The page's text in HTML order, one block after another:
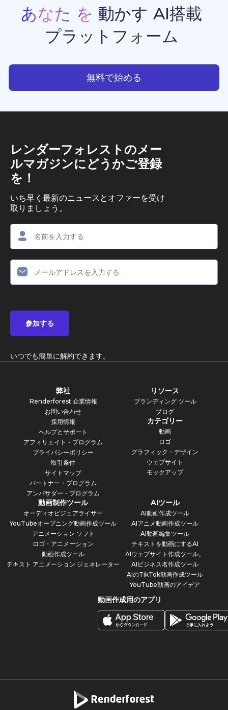
性のある動画生成・画像生成・アニメーション制作・
ウエブサイト制作を実現しています。
などの豊富なテンプレートを備えており、クリエイタ
ー、ビジネスオーナー、マーケターが、スタジオ品質
のプロフェッショナルな動画コンテンツを手軽に制作
できる点で高く評価されています。
あなた を 動かす AI搭載
プラットフォーム
無料で始める
レンダーフォレストのメー
ルマガジンにどうかご登録
を！
いち早く最新のニュースとオファーを受け
取りましょう。
参加する
いつでも簡単に解約できます。
弊社
Renderforest 企業情報
お問い合わせ
採用情報
ヘルプとサポート
アフィリエイト・プログラム
プライバシーポリシー
取引条件
サイトマップ
パートナー・プログラム
アンバサダー・プログラム
リソース
ブランディング ツール
ブログ
カテゴリー
動画
ロゴ
グラフィック・デザイン
ウェブサイト
モックアップ
動画制作ツール
オーディオビジュアライザー
YouTubeオープニング動画作成ツール
アニメーション ソフト
ロゴ・アニメーション
動画作成ツール
テキスト アニメーション ジェネレーター
AIツール
AI動画作成ツール
AIアニメ動画作成ツール
AI動画編集ツール
テキストを動画にするAI
AIウェブサイト作成ツール。
AIビジネス名作成ツール
AIのTikTok動画作成ツール
YouTube動画のアイデア
動画作成用のアプリ